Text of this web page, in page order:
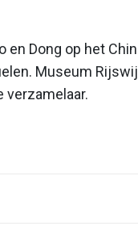
en Dong op het
Museum
verzamelaar.